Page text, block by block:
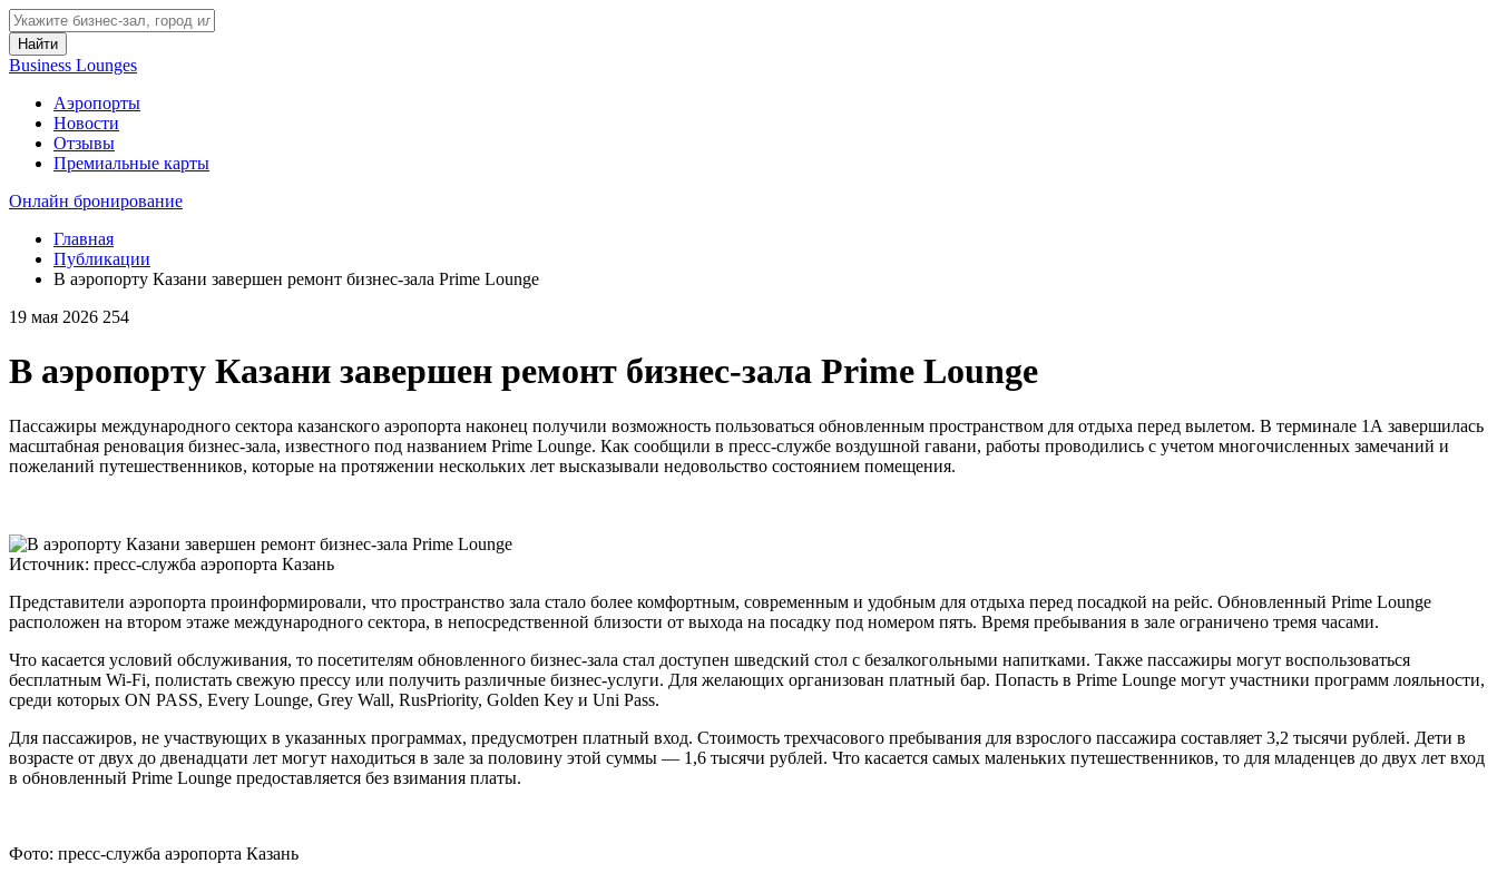
Найти
Business Lounges
Аэропорты
Новости
Отзывы
Премиальные карты
Онлайн бронирование
Главная
Публикации
В аэропорту Казани завершен ремонт бизнес-зала Prime Lounge
19 мая 2026 254
В аэропорту Казани завершен ремонт бизнес-зала Prime Lounge
Пассажиры международного сектора казанского аэропорта наконец получили возможность пользоваться обновленным пространством для отдыха перед вылетом. В терминале 1А завершилась
масштабная реновация бизнес-зала, известного под названием Prime Lounge. Как сообщили в пресс-службе воздушной гавани, работы проводились с учетом многочисленных замечаний и
пожеланий путешественников, которые на протяжении нескольких лет высказывали недовольство состоянием помещения.
Источник: пресс-служба аэропорта Казань
Представители аэропорта проинформировали, что пространство зала стало более комфортным, современным и удобным для отдыха перед посадкой на рейс. Обновленный Prime Lounge
расположен на втором этаже международного сектора, в непосредственной близости от выхода на посадку под номером пять. Время пребывания в зале ограничено тремя часами.
Что касается условий обслуживания, то посетителям обновленного бизнес-зала стал доступен шведский стол с безалкогольными напитками. Также пассажиры могут воспользоваться
бесплатным Wi-Fi, полистать свежую прессу или получить различные бизнес-услуги. Для желающих организован платный бар. Попасть в Prime Lounge могут участники программ лояльности,
среди которых ON PASS, Every Lounge, Grey Wall, RusPriority, Golden Key и Uni Pass.
Для пассажиров, не участвующих в указанных программах, предусмотрен платный вход. Стоимость трехчасового пребывания для взрослого пассажира составляет 3,2 тысячи рублей. Дети в
возрасте от двух до двенадцати лет могут находиться в зале за половину этой суммы — 1,6 тысячи рублей. Что касается самых маленьких путешественников, то для младенцев до двух лет вход
в обновленный Prime Lounge предоставляется без взимания платы.
Фото: пресс-служба аэропорта Казань